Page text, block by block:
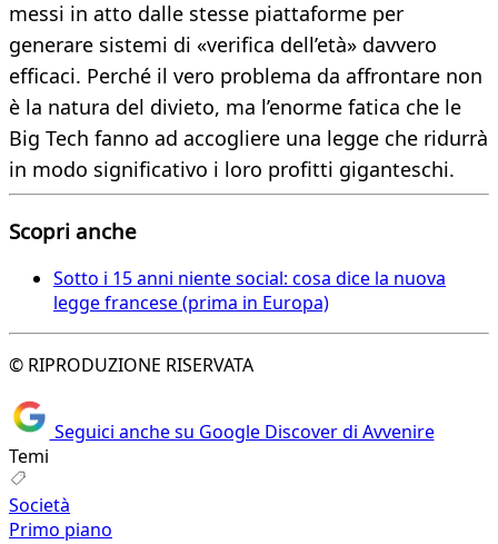
messi in atto dalle stesse piattaforme per
generare sistemi di «verifica dell’età» davvero
efficaci. Perché il vero problema da affrontare non
è la natura del divieto, ma l’enorme fatica che le
Big Tech fanno ad accogliere una legge che ridurrà
in modo significativo i loro profitti giganteschi.
Scopri anche
Sotto i 15 anni niente social: cosa dice la nuova
legge francese (prima in Europa)
© RIPRODUZIONE RISERVATA
Seguici anche su Google Discover di Avvenire
Temi
Società
Primo piano